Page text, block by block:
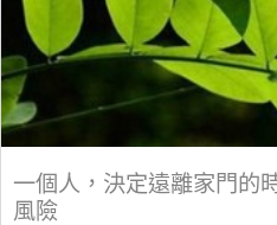
一個人，決定遠離家門的
風險